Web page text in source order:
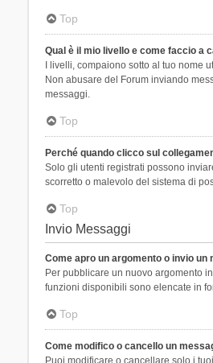
Top
Qual è il mio livello e come faccio a
I livelli, compaiono sotto al tuo nome
Non abusare del Forum inviando
messaggi.
Top
Perché quando clicco sul
Solo gli utenti registrati possono
scorretto o malevolo del sistema di
Top
Invio Messaggi
Come apro un argomento o invio un
Per pubblicare un nuovo argomento
funzioni disponibili sono elencate in
Top
Come modifico o cancello un
Puoi modificare o cancellare solo i